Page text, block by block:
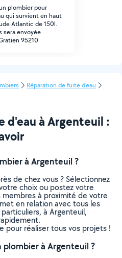
plombier pour
qui survient en haut
Atlantic de 150l.
sera envoyée
95210
Réparation de fuite d'eau
d'eau à Argenteuil :
à Argenteuil ?
de chez vous ? Sélectionnez
choix ou postez votre
à proximité de votre
en relation avec tous les
à Argenteuil,
pour réaliser tous vos projets !
à Argenteuil ?